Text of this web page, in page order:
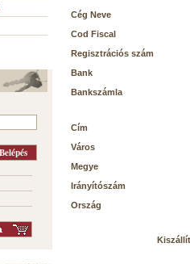
Cég Neve
Cod Fiscal
Regisztrációs szám
Bank
Bankszámla
Cím
Város
Megye
Irányítószám
Ország